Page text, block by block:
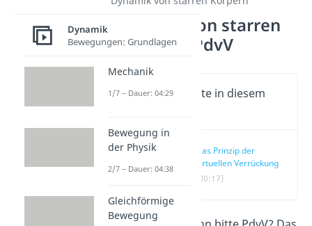
Dynamik von starren
Körpern – PdvV
Wichtige Inhalte in diesem
Das Prinzip der
virtuellen Verrückung
(00:17)
Dynamik
Bewegungen: Grundlagen
Mechanik
1/7 – Dauer: 04:29
Bewegung in
der Physik
2/7 – Dauer: 04:38
Gleichförmige
Bewegung